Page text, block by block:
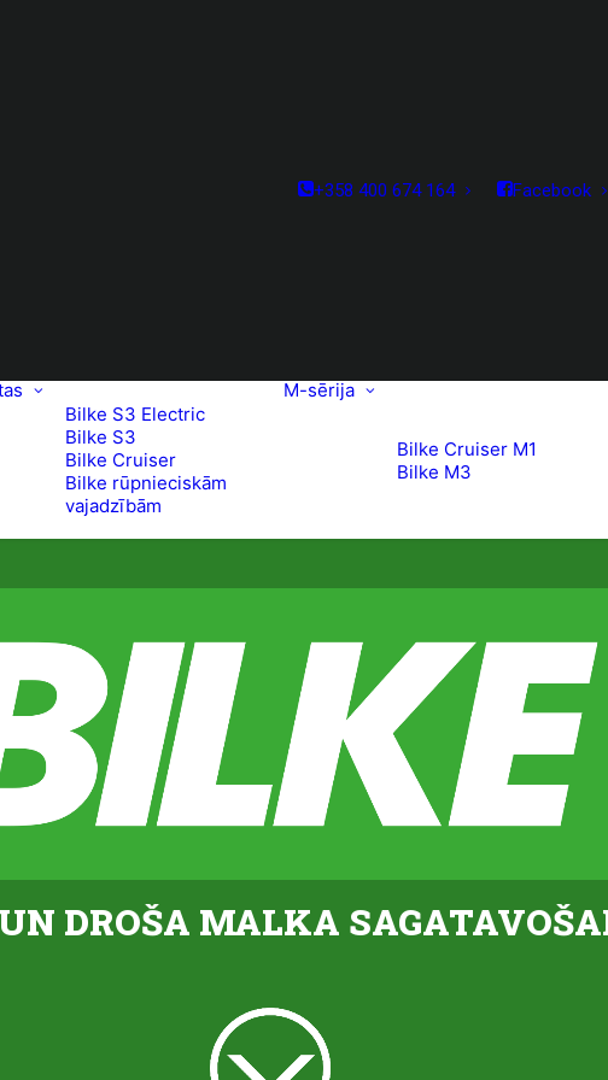
+358 400 674 164 Facebook
Bilke S3 Electric
Bilke S3
Bilke Cruiser
Bilke rūpnieciskām
vajadzībām
M-sērija
Bilke Cruiser M1
Bilke M3
DROŠA MALKA